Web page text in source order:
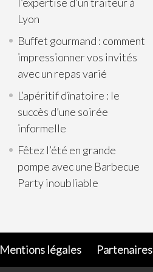
Lyon
Buffet gourmand : comment
impressionner vos invités
avec un repas varié
L’apéritif dînatoire : le
succès d’une soirée
informelle
Fêtez l’été en grande
pompe avec une Barbecue
Party inoubliable
Mentions légales Partenaires